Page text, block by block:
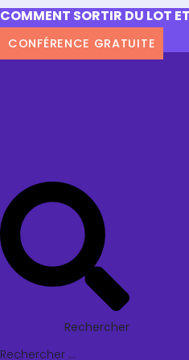
COMMENT SORTIR DU LOT
CONFÉRENCE GRATUITE
Rechercher